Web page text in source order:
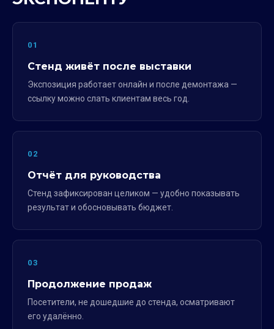
01
Стенд живёт после выставки
Экспозиция работает онлайн и после демонтажа —
ссылку можно слать клиентам весь год.
02
Отчёт для руководства
Стенд зафиксирован целиком — удобно показывать
результат и обосновывать бюджет.
03
Продолжение продаж
Посетители, не дошедшие до стенда, осматривают
его удалённо.